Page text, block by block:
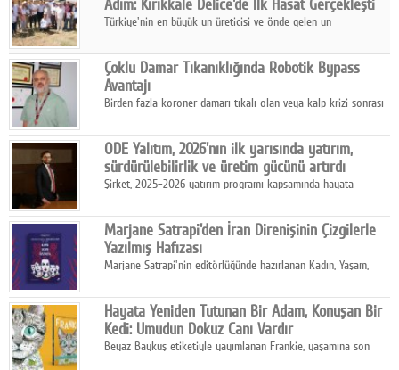
Adım: Kırıkkale Delice'de İlk Hasat Gerçekleşti
Türkiye'nin en büyük un üreticisi ve önde gelen un
yürüttüğü iyi tarım ve onarıcı tarım uygulamalarının ilk hasadını
gerçekleştirdi.
Çoklu Damar Tıkanıklığında Robotik Bypass
Avantajı
Birden fazla koroner damarı tıkalı olan veya kalp krizi sonrası
cerrahisi önemli bir tedavi seçeneği olarak öne çıkıyor.
ODE Yalıtım, 2026'nın ilk yarısında yatırım,
sürdürülebilirlik ve üretim gücünü artırdı
Şirket, 2025–2026 yatırım programı kapsamında hayata
hem de ihracat kapasitesini destekleyen altyapısını güçlendirdi.
Marjane Satrapi'den İran Direnişinin Çizgilerle
Yazılmış Hafızası
Marjane Satrapi'nin editörlüğünde hazırlanan Kadın, Yaşam,
protestolarını tarihsel, siyasal ve toplumsal boyutlarıyla
anlatan bir grafik roman.
Hayata Yeniden Tutunan Bir Adam, Konuşan Bir
Kedi: Umudun Dokuz Canı Vardır
Beyaz Baykuş etiketiyle yayımlanan Frankie, yaşamına son